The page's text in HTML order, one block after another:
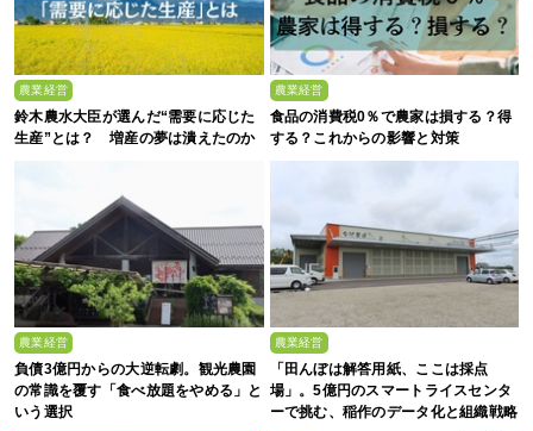
農業経営
鈴木農水大臣が選んだ“需要に応じた
生産”とは？ 増産の夢は潰えたのか
農業経営
食品の消費税0％で農家は損する？得
する？これからの影響と対策
農業経営
負債3億円からの大逆転劇。観光農園
の常識を覆す「食べ放題をやめる」と
いう選択
農業経営
「田んぼは解答用紙、ここは採点
場」。5億円のスマートライスセンタ
ーで挑む、稲作のデータ化と組織戦略